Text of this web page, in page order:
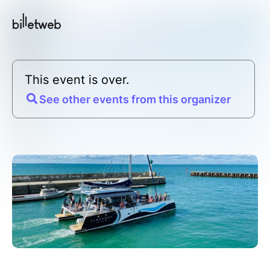
This event is over.
See other events from this organizer